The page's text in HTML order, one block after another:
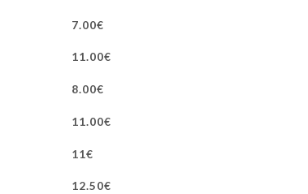
7.00€
11.00€
8.00€
11.00€
11€
12.50€